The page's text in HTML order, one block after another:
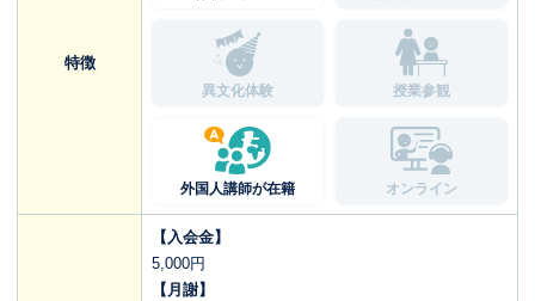
特徴
異文化体験 授業参観
外国人講師が在籍 オンライン
【入会金】
5,000円
【月謝】